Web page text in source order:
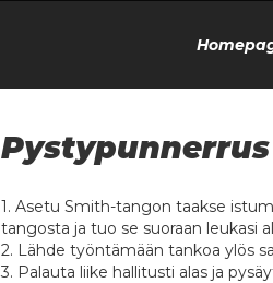
1. Asetu Smith-tangon taakse
tangosta ja tuo se suoraan leukasi
2. Lähde työntämään tankoa ylös
3. Palauta liike hallitusti alas ja